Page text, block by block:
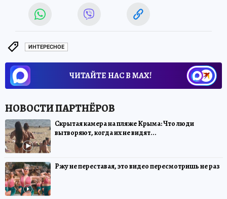
ИНТЕРЕСНОЕ
ЧИТАЙТЕ НАС В МАХ!
Скрытая камера на пляже Крыма: Что люди
вытворяют, когда их не видят...
Ржу не переставая, это видео пересмотришь не раз